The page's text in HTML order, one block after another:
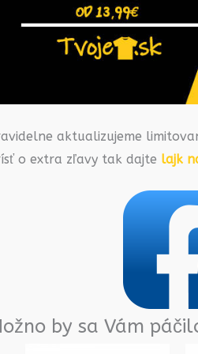
aktualizujeme
o extra zľavy tak dajte lajk
by sa Vám